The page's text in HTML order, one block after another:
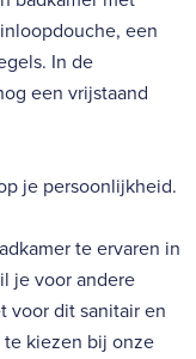
een
In de
een vrijstaand
je persoonlijkheid.
te ervaren in
je voor andere
voor dit sanitair en
kiezen bij onze